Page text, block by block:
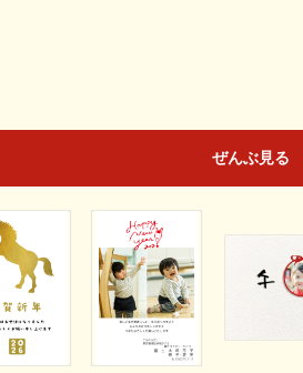
ぜんぶ見る